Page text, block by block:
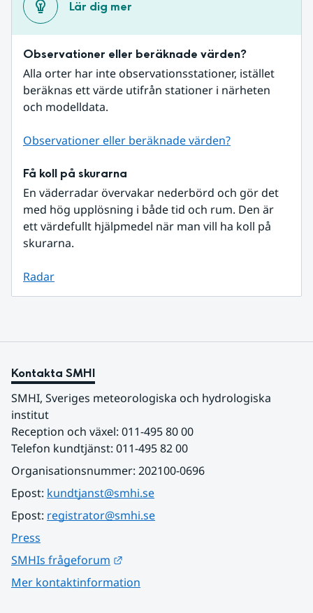
Lär dig mer
Observationer eller beräknade värden?
Alla orter har inte observationsstationer, istället
beräknas ett värde utifrån stationer i närheten
och modelldata.
Observationer eller beräknade värden?
Få koll på skurarna
En väderradar övervakar nederbörd och gör det
med hög upplösning i både tid och rum. Den är
ett värdefullt hjälpmedel när man vill ha koll på
skurarna.
Radar
Kontakta SMHI
SMHI, Sveriges meteorologiska och hydrologiska
institut
Reception och växel: 011-495 80 00
Telefon kundtjänst: 011-495 82 00
Organisationsnummer: 202100-0696
Epost: kundtjanst@smhi.se
Epost: registrator@smhi.se
Press
SMHIs frågeforum
Mer kontaktinformation